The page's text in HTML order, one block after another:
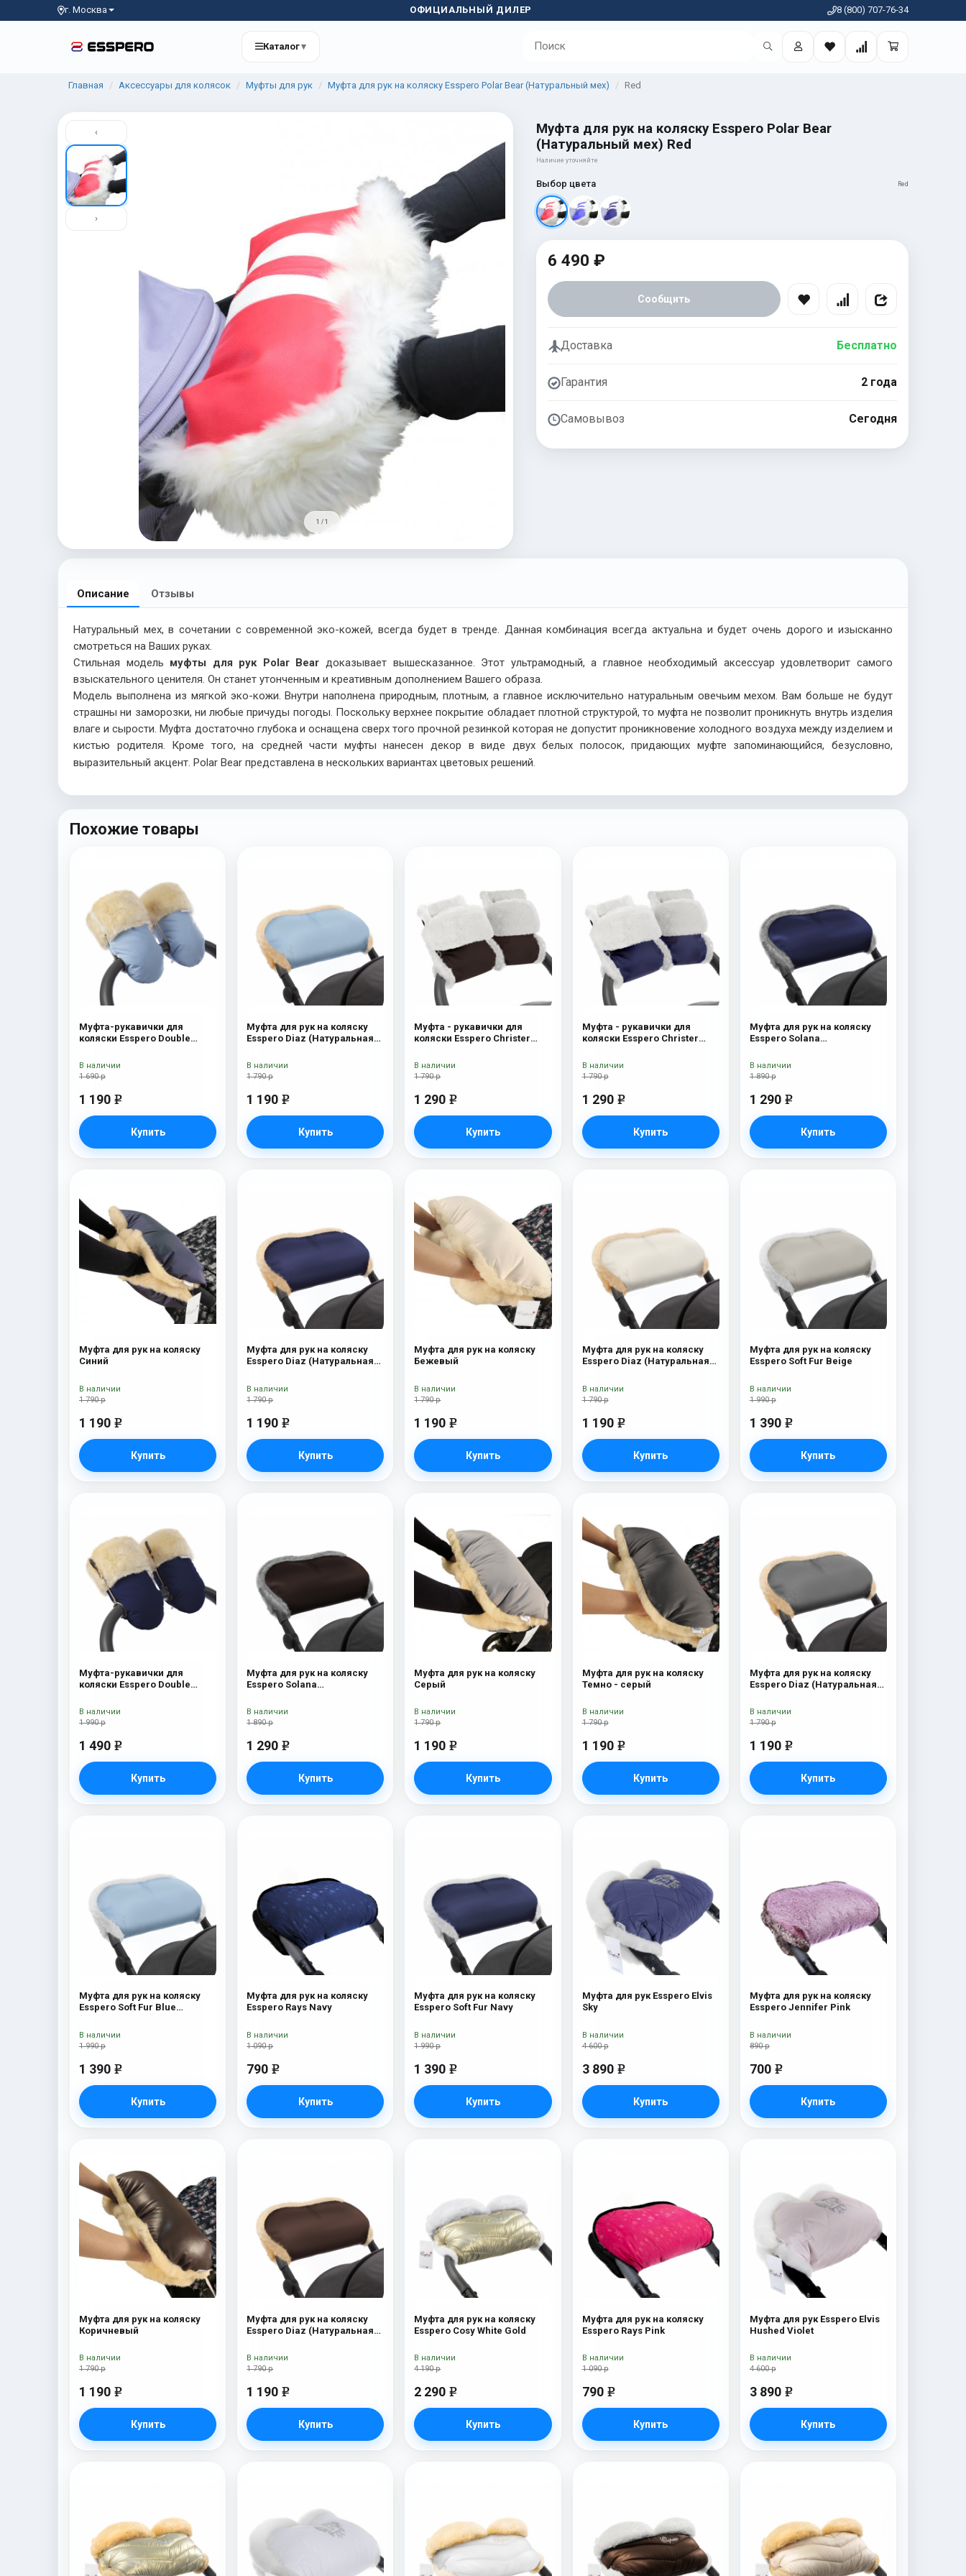
г. Москва ОФИЦИАЛЬНЫЙ ДИЛЕР 8 (800) 707-76-34
Каталог▾
Главная Аксессуары для колясок Муфты для рук Муфта для рук на коляску Esspero Polar Bear (Натуральный мех) Red
‹
›
1 / 1
Муфта для рук на коляску Esspero Polar Bear
(Натуральный мех) Red
Наличие уточняйте
Выбор цвета Red
6 490 ₽
Сообщить
Доставка Бесплатно
Гарантия 2 года
Самовывоз Сегодня
Описание Отзывы
Натуральный мех, в сочетании с современной эко-кожей, всегда будет в тренде. Данная комбинация всегда актуальна и будет очень дорого и изысканно
смотреться на Ваших руках.
Стильная модель муфты для рук Polar Bear доказывает вышесказанное. Этот ультрамодный, а главное необходимый аксессуар удовлетворит самого
взыскательного ценителя. Он станет утонченным и креативным дополнением Вашего образа.
Модель выполнена из мягкой эко-кожи. Внутри наполнена природным, плотным, а главное исключительно натуральным овечьим мехом. Вам больше не будут
страшны ни заморозки, ни любые причуды погоды. Поскольку верхнее покрытие обладает плотной структурой, то муфта не позволит проникнуть внутрь изделия
влаге и сырости. Муфта достаточно глубока и оснащена сверх того прочной резинкой которая не допустит проникновение холодного воздуха между изделием и
кистью родителя. Кроме того, на средней части муфты нанесен декор в виде двух белых полосок, придающих муфте запоминающийся, безусловно,
выразительный акцент. Polar Bear представлена в нескольких вариантах цветовых решений.
Похожие товары
Муфта-рукавички для
коляски Esspero Double
Mountain
1 690 р
1 190 e
Купить
В наличии
Муфта для рук на коляску
Esspero Diaz (Натуральная
1 790 р
1 190 e
Купить
В наличии
Муфта - рукавички для
коляски Esspero Christer
Chocolat
1 790 р
1 290 e
Купить
В наличии
Муфта - рукавички для
коляски Esspero Christer
1 790 р
1 290 e
Купить
В наличии
Муфта для рук на коляску
Esspero Solana
Ocean
1 890 р
1 290 e
Купить
В наличии
Муфта для рук на коляску
Синий
1 790 р
1 190 e
Купить
В наличии
Муфта для рук на коляску
Esspero Diaz (Натуральная
1 790 р
1 190 e
Купить
В наличии
Муфта для рук на коляску
Бежевый
1 790 р
1 190 e
Купить
В наличии
Муфта для рук на коляску
Esspero Diaz (Натуральная
1 790 р
1 190 e
Купить
В наличии
Муфта для рук на коляску
Esspero Soft Fur Beige
1 990 р
1 390 e
Купить
В наличии
Муфта-рукавички для
коляски Esspero Double
1 990 р
1 490 e
Купить
В наличии
Муфта для рук на коляску
Esspero Solana
Brown
1 890 р
1 290 e
Купить
В наличии
Муфта для рук на коляску
Серый
1 790 р
1 190 e
Купить
В наличии
Муфта для рук на коляску
Темно - серый
1 790 р
1 190 e
Купить
В наличии
Муфта для рук на коляску
Esspero Diaz (Натуральная
1 790 р
1 190 e
Купить
В наличии
Муфта для рук на коляску
Esspero Soft Fur Blue
1 990 р
1 390 e
Купить
В наличии
Муфта для рук на коляску
Esspero Rays Navy
1 090 р
790 e
Купить
В наличии
Муфта для рук на коляску
Esspero Soft Fur Navy
1 990 р
1 390 e
Купить
В наличии
Муфта для рук Esspero Elvis
Sky
4 600 р
3 890 e
Купить
В наличии
Муфта для рук на коляску
Esspero Jennifer Pink
890 р
700 e
Купить
В наличии
Муфта для рук на коляску
Коричневый
1 790 р
1 190 e
Купить
В наличии
Муфта для рук на коляску
Esspero Diaz (Натуральная
1 790 р
1 190 e
Купить
В наличии
Муфта для рук на коляску
Esspero Cosy White Gold
4 190 р
2 290 e
Купить
В наличии
Муфта для рук на коляску
Esspero Rays Pink
1 090 р
790 e
Купить
В наличии
Муфта для рук Esspero Elvis
Hushed Violet
4 600 р
3 890 e
Купить
В наличии